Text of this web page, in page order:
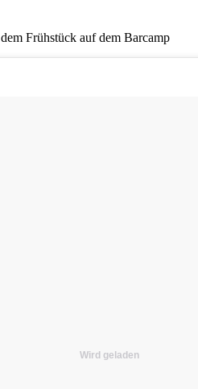
Frühstück auf dem Barcamp
Wird geladen